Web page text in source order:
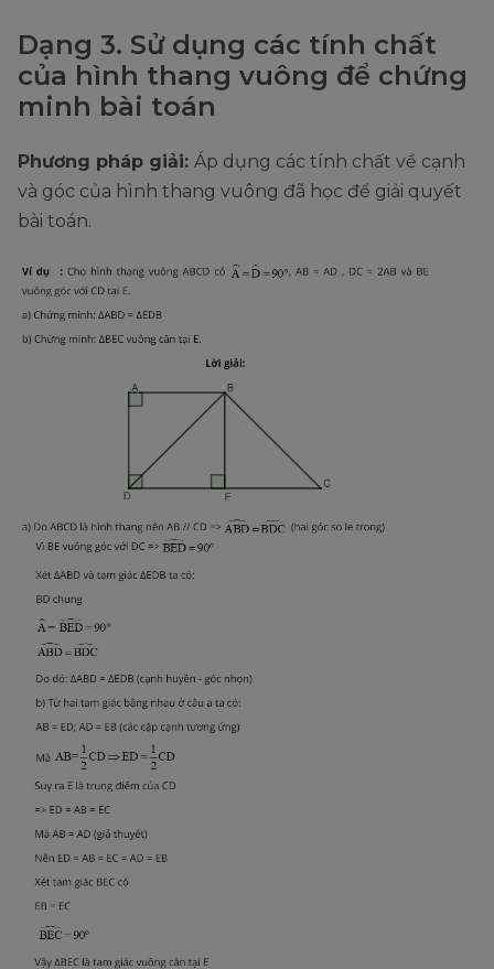
Dạng 3. Sử dụng các tính chất
của hình thang vuông để chứng
minh bài toán
Phương pháp giải: Áp dụng các tính chất về cạnh
và góc của hình thang vuông đã học để giải quyết
bài toán.